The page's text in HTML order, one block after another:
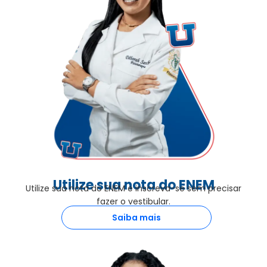
Utilize sua nota do ENEM
Utilize sua nota do ENEM e inscreva-se sem precisar
fazer o vestibular.
Saiba mais